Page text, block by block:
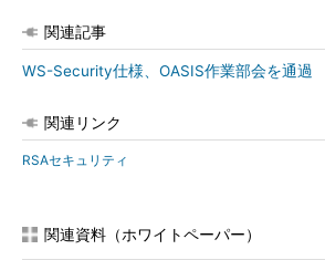
関連記事
WS-Security仕様、OASIS作業部会を通過
関連リンク
RSAセキュリティ
関連資料（ホワイトペーパー）